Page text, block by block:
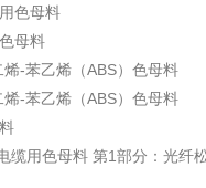
色母料
母料
-苯乙烯（ABS）色母料
-苯乙烯（ABS）色母料
用色母料 第1部分：光纤